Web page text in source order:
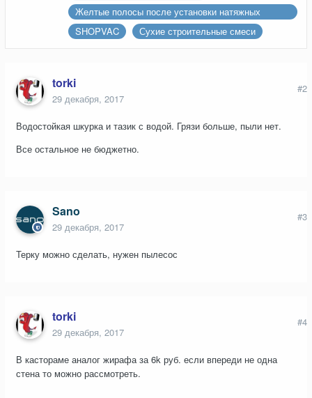
Желтые полосы после установки натяжных
потолков
SHOPVAC Сухие строительные смеси
torki
29 декабря, 2017
#2
Водостойкая шкурка и тазик с водой. Грязи больше, пыли нет.
Все остальное не бюджетно.
Sano
29 декабря, 2017
#3
Терку можно сделать, нужен пылесос
torki
29 декабря, 2017
#4
В кастораме аналог жирафа за 6k руб. если впереди не одна
стена то можно рассмотреть.